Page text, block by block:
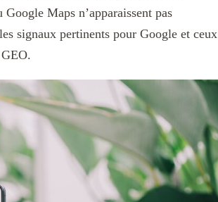
Maps n’apparaissent pas
signaux pertinents pour Google et ceux